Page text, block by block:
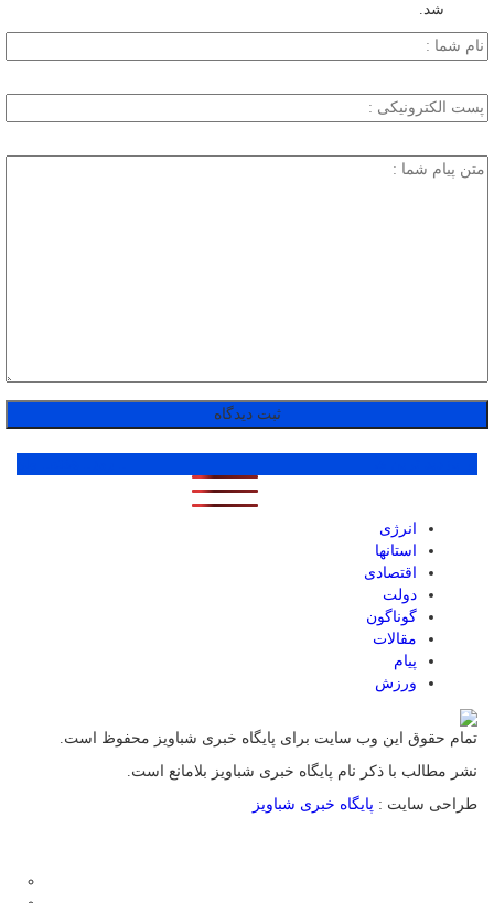
شد.
انرژی
استانها
اقتصادی
دولت
گوناگون
مقالات
پیام
ورزش
تمام حقوق این وب سایت برای پایگاه خبری شباویز محفوظ است.
نشر مطالب با ذکر نام پایگاه خبری شباویز بلامانع است.
طراحی سایت : پایگاه خبری شباویز